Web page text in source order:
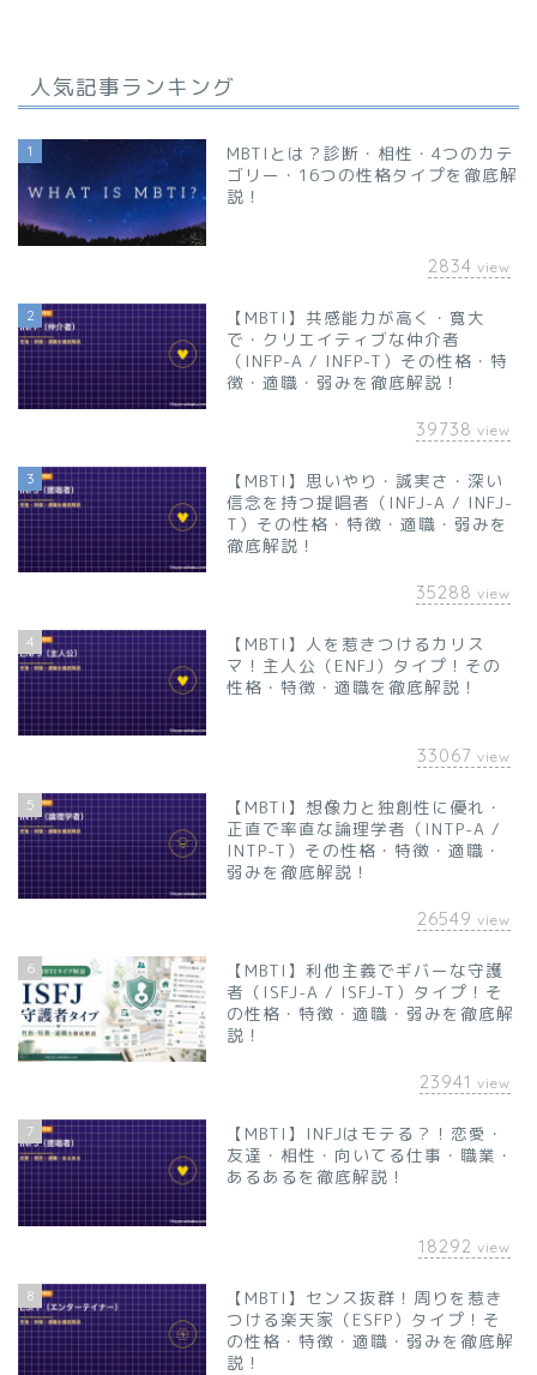
人気記事ランキング
1
MBTIとは？診断・相性・4つのカテ
ゴリー・16つの性格タイプを徹底解
説！
2834 view
2
【MBTI】共感能力が高く・寛大
で・クリエイティブな仲介者
（INFP-A / INFP-T）その性格・特
徴・適職・弱みを徹底解説！
39738 view
3
【MBTI】思いやり・誠実さ・深い
信念を持つ提唱者（INFJ-A / INFJ-
T）その性格・特徴・適職・弱みを
徹底解説！
35288 view
4
【MBTI】人を惹きつけるカリス
マ！主人公（ENFJ）タイプ！その
性格・特徴・適職を徹底解説！
33067 view
5
【MBTI】想像力と独創性に優れ・
正直で率直な論理学者（INTP-A /
INTP-T）その性格・特徴・適職・
弱みを徹底解説！
26549 view
6
【MBTI】利他主義でギバーな守護
者（ISFJ-A / ISFJ-T）タイプ！そ
の性格・特徴・適職・弱みを徹底解
説！
23941 view
7
【MBTI】INFJはモテる？！恋愛・
友達・相性・向いてる仕事・職業・
あるあるを徹底解説！
18292 view
8
【MBTI】センス抜群！周りを惹き
つける楽天家（ESFP）タイプ！そ
の性格・特徴・適職・弱みを徹底解
説！